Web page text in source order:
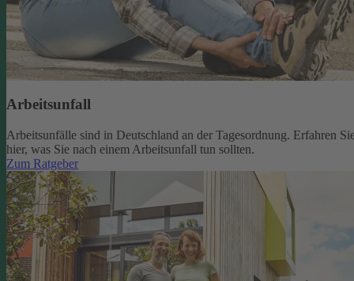
Arbeitsunfall
Arbeitsunfälle sind in Deutschland an der Tagesordnung. Erfahren
hier, was Sie nach einem Arbeitsunfall tun sollten.
Zum Ratgeber